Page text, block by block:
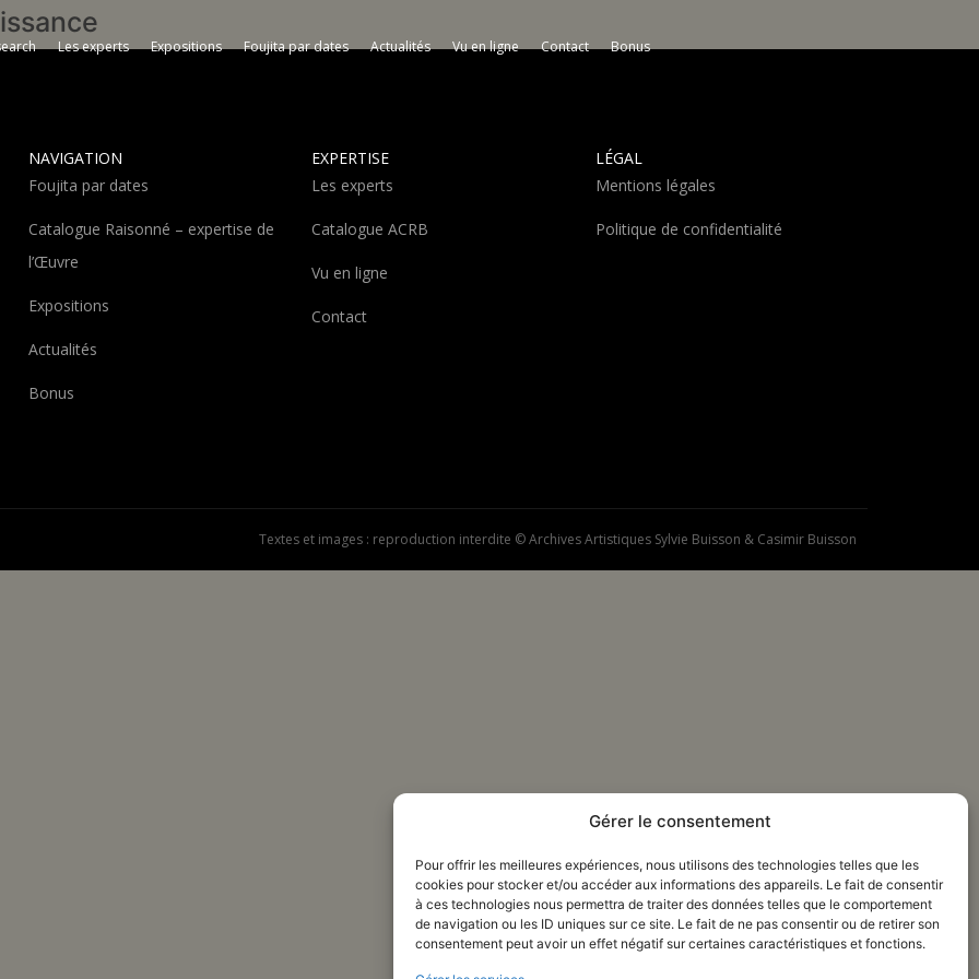
Gérer le consentement
Pour offrir les meilleures expériences, nous utilisons des technologies telles que les
cookies pour stocker et/ou accéder aux informations des appareils. Le fait de consentir
à ces technologies nous permettra de traiter des données telles que le comportement
de navigation ou les ID uniques sur ce site. Le fait de ne pas consentir ou de retirer son
consentement peut avoir un effet négatif sur certaines caractéristiques et fonctions.
Les experts Expositions Foujita par dates Actualités Vu en ligne Contact Bonus
NAVIGATION
Foujita par dates
Catalogue Raisonné – expertise de
l’Œuvre
Expositions
Actualités
Bonus
EXPERTISE
Les experts
Catalogue ACRB
Vu en ligne
Contact
LÉGAL
Mentions légales
Politique de confidentialité
Textes et images : reproduction interdite © Archives Artistiques Sylvie Buisson & Casimir Buisson